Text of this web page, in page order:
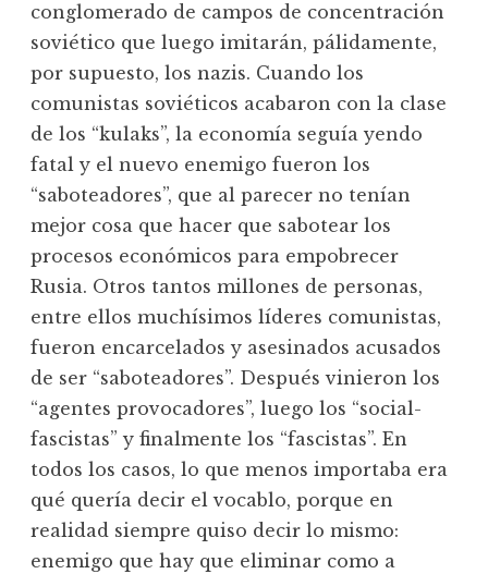
conglomerado de campos de concentración
soviético que luego imitarán, pálidamente,
por supuesto, los nazis. Cuando los
comunistas soviéticos acabaron con la clase
de los “kulaks”, la economía seguía yendo
fatal y el nuevo enemigo fueron los
“saboteadores”, que al parecer no tenían
mejor cosa que hacer que sabotear los
procesos económicos para empobrecer
Rusia. Otros tantos millones de personas,
entre ellos muchísimos líderes comunistas,
fueron encarcelados y asesinados acusados
de ser “saboteadores”. Después vinieron los
“agentes provocadores”, luego los “social-
fascistas” y finalmente los “fascistas”. En
todos los casos, lo que menos importaba era
qué quería decir el vocablo, porque en
realidad siempre quiso decir lo mismo:
enemigo que hay que eliminar como a